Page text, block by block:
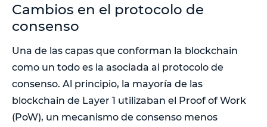
Cambios en el protocolo de
consenso
Una de las capas que conforman la blockchain
como un todo es la asociada al protocolo de
consenso. Al principio, la mayoría de las
blockchain de Layer 1 utilizaban el Proof of Work
(PoW), un mecanismo de consenso menos